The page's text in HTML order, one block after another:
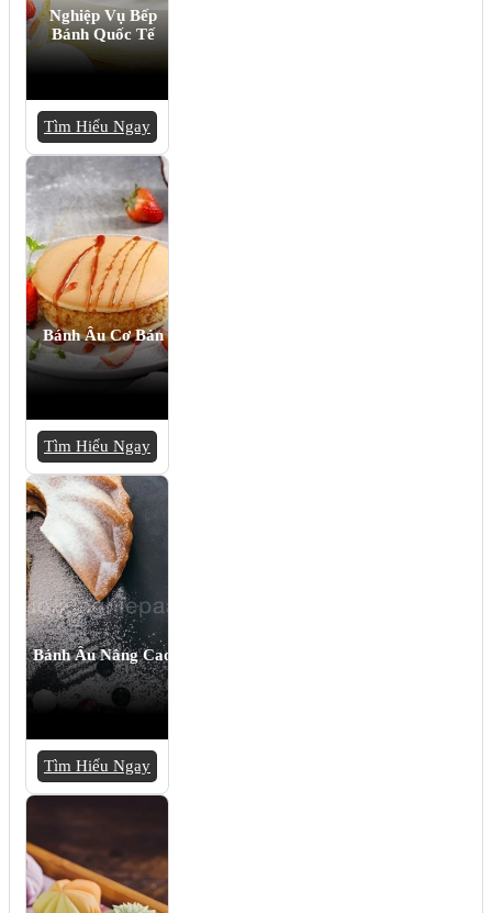
Nghiệp Vụ Bếp
Bánh Quốc Tế
Tìm Hiểu Ngay
Bánh Âu Cơ Bản
Tìm Hiểu Ngay
Bánh Âu Nâng Cao
Tìm Hiểu Ngay